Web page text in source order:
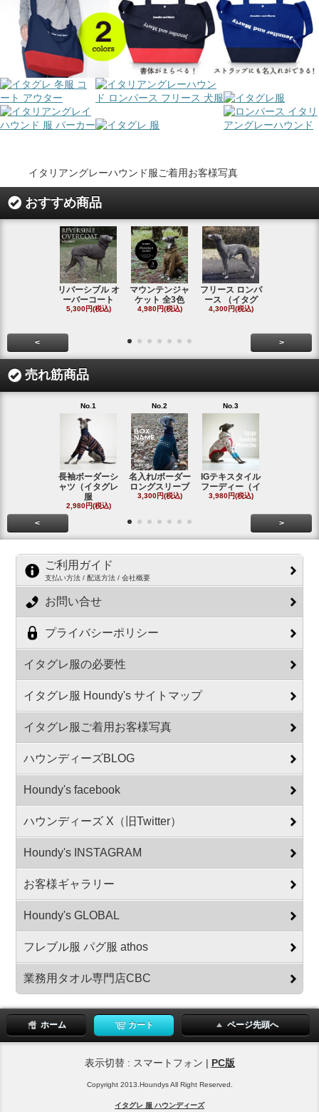
イタリアングレーハウンド服ご着用お客様写真
おすすめ商品
リバーシブル オ
ーバーコート
5,300円(税込)
マウンテンジャ
ケット 全3色
4,980円(税込)
フリース ロンパ
ース （イタグ
4,300円(税込)
< >
売れ筋商品
No.1
長袖ボーダーシ
ャツ（イタグレ
服
2,980円(税込)
No.2
名入れ/ボーダー
ロングスリーブ
3,300円(税込)
No.3
IGテキスタイル
フーディー（イ
3,980円(税込)
< >
ご利用ガイド
支払い方法 / 配送方法 / 会社概要
お問い合せ
プライバシーポリシー
イタグレ服の必要性
イタグレ服 Houndy's サイトマップ
イタグレ服ご着用お客様写真
ハウンディーズBLOG
Houndy's facebook
ハウンディーズ X（旧Twitter）
Houndy's INSTAGRAM
お客様ギャラリー
Houndy's GLOBAL
フレブル服 パグ服 athos
業務用タオル専門店CBC
ホーム カート ページ先頭へ
表示切替 : スマートフォン | PC版
Copyright 2013.Houndys All Right Reserved.
イタグレ 服 ハウンディーズ